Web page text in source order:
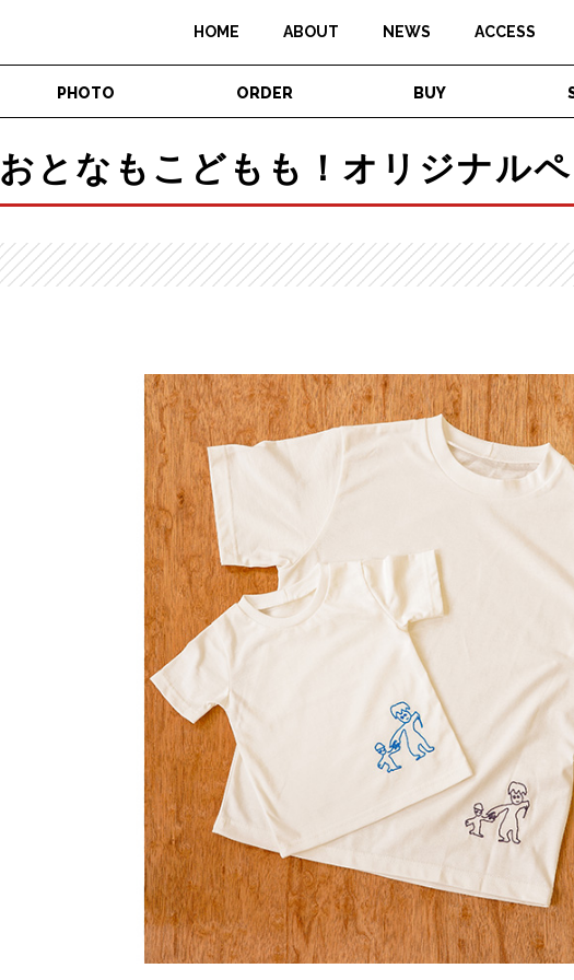
HOME ABOUT NEWS ACCESS
PHOTO ORDER BUY
おとなもこどもも！オリジナル